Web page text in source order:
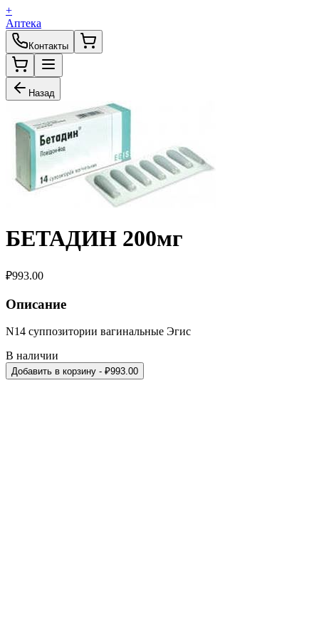
+
Аптека
Контакты
Назад
БЕТАДИН 200мг
₽993.00
Описание
N14 суппозитории вагинальные Эгис
В наличии
Добавить в корзину - ₽993.00